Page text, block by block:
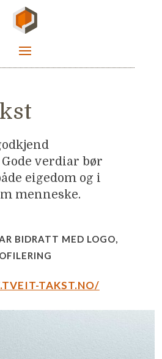
verdiar bør
eigedom og i
menneske.
BIDRATT MED LOGO,
TAKST.NO/